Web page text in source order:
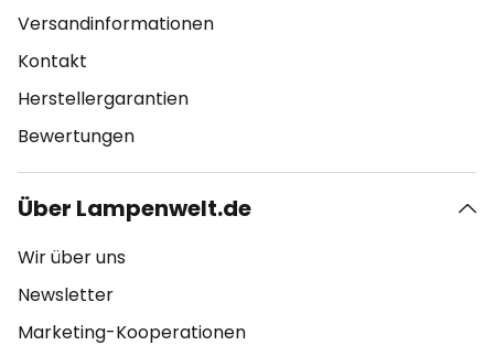
Versandinformationen
Kontakt
Herstellergarantien
Bewertungen
Über Lampenwelt.de
Wir über uns
Newsletter
Marketing-Kooperationen